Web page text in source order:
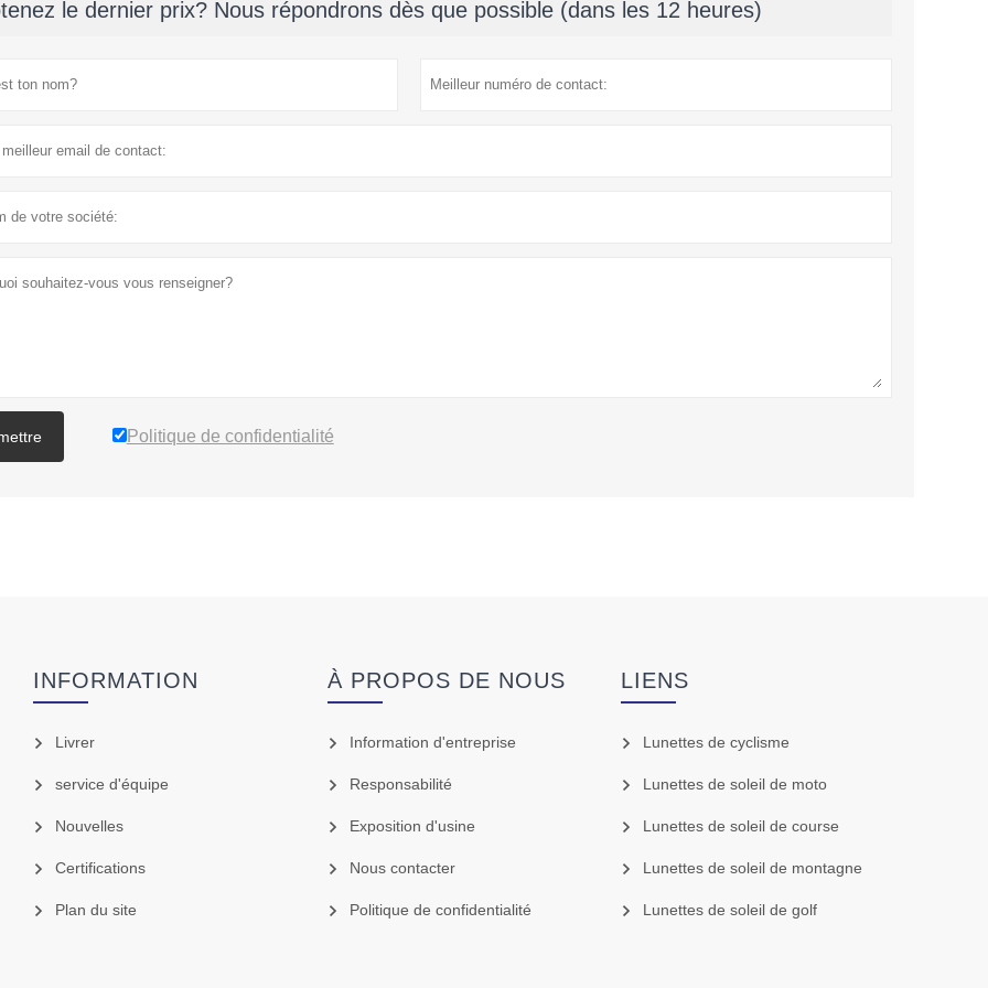
le dernier prix? Nous répondrons dès que possible (dans les 12 heures)
Politique de confidentialité
INFORMATION
Livrer
service d'équipe
Nouvelles
Certifications
Plan du site
À PROPOS DE NOUS
Information d'entreprise
Responsabilité
Exposition d'usine
Nous contacter
Politique de confidentialité
LIENS
Lunettes de cyclisme
Lunettes de soleil de moto
Lunettes de soleil de course
Lunettes de soleil de montagne
Lunettes de soleil de golf